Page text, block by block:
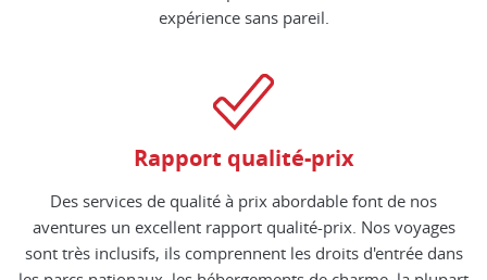
expérience sans pareil.
Rapport qualité-prix
Des services de qualité à prix abordable font de nos
aventures un excellent rapport qualité-prix. Nos voyages
sont très inclusifs, ils comprennent les droits d'entrée dans